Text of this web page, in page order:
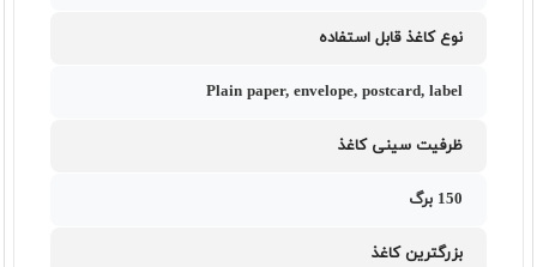
نوع کاغذ قابل استفاده
Plain paper, envelope, postcard, label
ظرفیت سینی کاغذ
150 برگ
بزرگترین کاغذ